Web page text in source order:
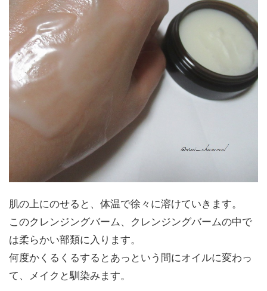
肌の上にのせると、体温で徐々に溶けていきます。
このクレンジングバーム、クレンジングバームの中で
は柔らかい部類に入ります。
何度かくるくるするとあっという間にオイルに変わっ
て、メイクと馴染みます。